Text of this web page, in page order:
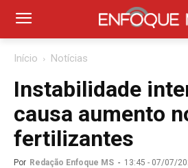
Início Notícias
Instabilidade
causa aumento
fertilizantes
Por Redação Enfoque MS - 13:45 - 07/07/